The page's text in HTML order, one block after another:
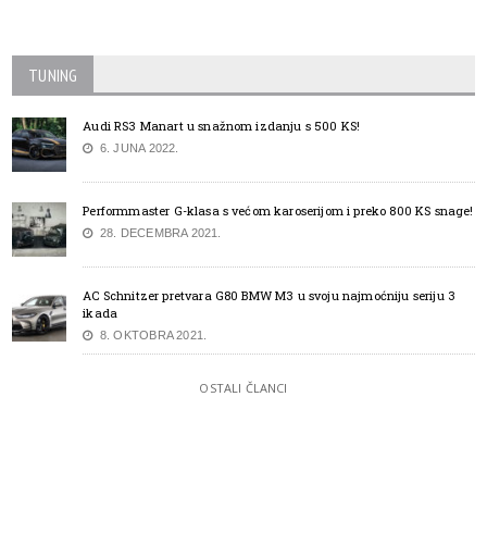
TUNING
Audi RS3 Manart u snažnom izdanju s 500 KS!
6. JUNA 2022.
Performmaster G-klasa s većom karoserijom i preko 800 KS snage!
28. DECEMBRA 2021.
AC Schnitzer pretvara G80 BMW M3 u svoju najmoćniju seriju 3
ikada
8. OKTOBRA 2021.
OSTALI ČLANCI